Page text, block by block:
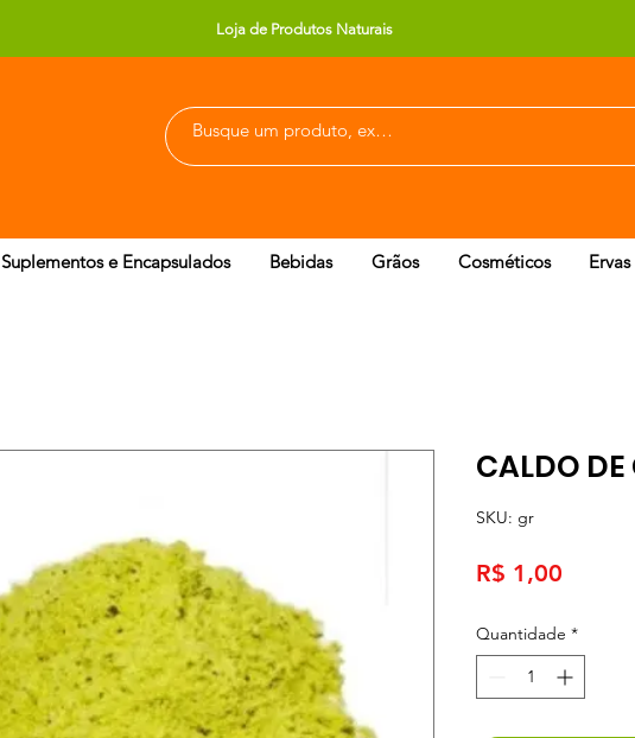
Loja de Produtos Naturais
Suplementos e Encapsulados Bebidas Grãos Cosméticos
CALDO
SKU: gr
R$ 1,00
Quantidade *